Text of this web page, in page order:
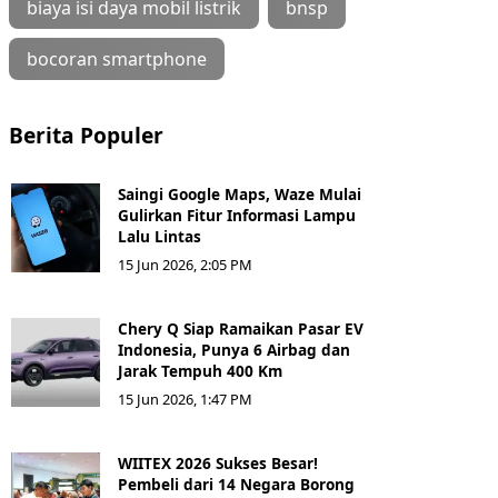
biaya isi daya mobil listrik bnsp
bocoran smartphone
Berita Populer
Saingi Google Maps, Waze Mulai
Gulirkan Fitur Informasi Lampu
Lalu Lintas
15 Jun 2026, 2:05 PM
Chery Q Siap Ramaikan Pasar EV
Indonesia, Punya 6 Airbag dan
Jarak Tempuh 400 Km
15 Jun 2026, 1:47 PM
WIITEX 2026 Sukses Besar!
Pembeli dari 14 Negara Borong